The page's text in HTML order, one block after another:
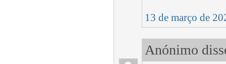
13 de março de
Anónimo